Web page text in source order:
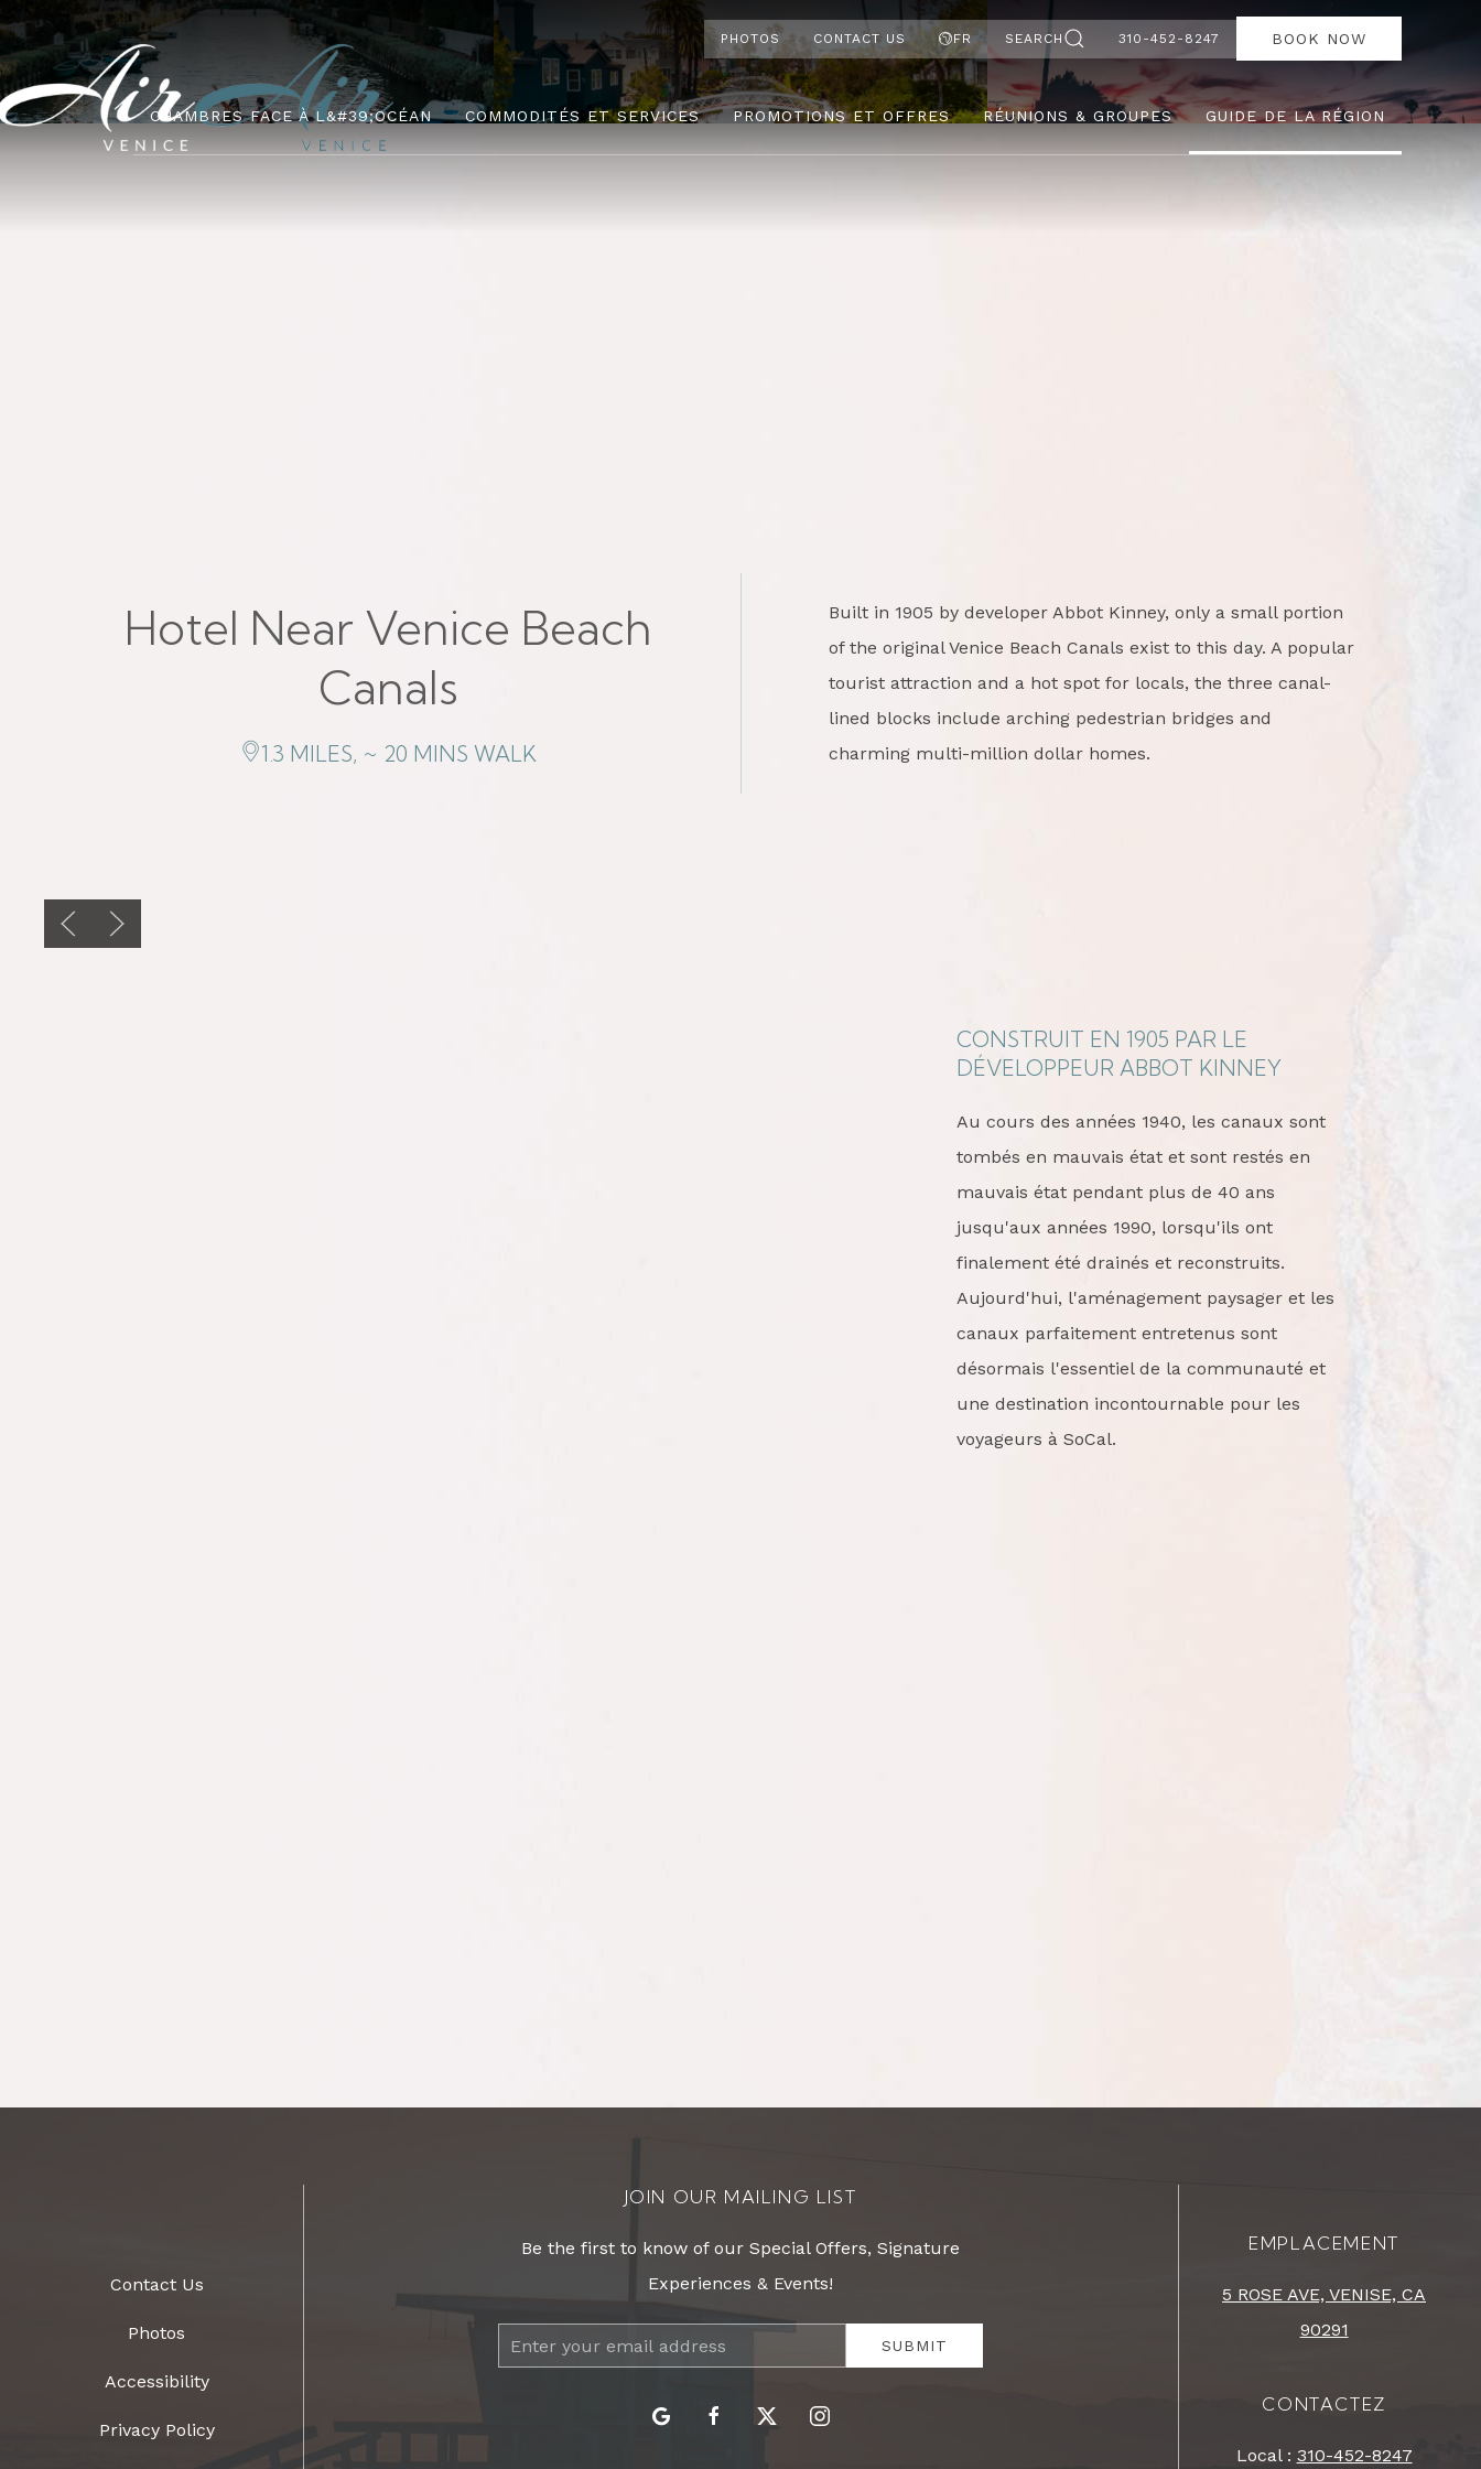
PHOTOS CONTACT US FR SEARCH 310-452-8247 BOOK NOW
CHAMBRES FACE À L&#39;OCÉAN COMMODITÉS ET SERVICES PROMOTIONS ET OFFRES RÉUNIONS & GROUPES GUIDE DE LA RÉGION
Hotel Near Venice Beach
Canals
1.3 MILES, ~ 20 MINS WALK
Built in 1905 by developer Abbot Kinney, only a small portion
of the original Venice Beach Canals exist to this day. A popular
tourist attraction and a hot spot for locals, the three canal-
lined blocks include arching pedestrian bridges and
charming multi-million dollar homes.
Previous slide
Next slide
CONSTRUIT EN 1905 PAR LE
DÉVELOPPEUR ABBOT KINNEY
Au cours des années 1940, les canaux sont
tombés en mauvais état et sont restés en
mauvais état pendant plus de 40 ans
jusqu'aux années 1990, lorsqu'ils ont
finalement été drainés et reconstruits.
Aujourd'hui, l'aménagement paysager et les
canaux parfaitement entretenus sont
désormais l'essentiel de la communauté et
une destination incontournable pour les
voyageurs à SoCal.
JOIN OUR MAILING LIST
Be the first to know of our Special Offers, Signature
Experiences & Events!
Email
Address
SUBMIT
google facebooktwitter instagram
Contact Us
Photos
Accessibility
Privacy Policy
EMPLACEMENT
5 ROSE AVE, VENISE, CA
90291
CONTACTEZ
Local : 310-452-8247